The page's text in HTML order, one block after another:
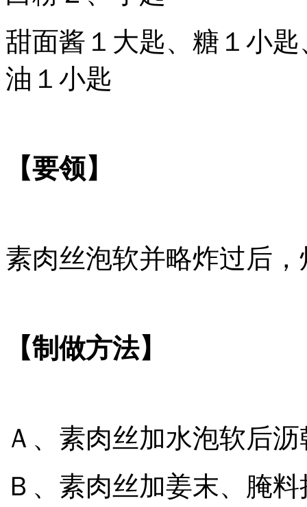
甜面酱１大匙、糖１小
油１小匙
【要领】
素肉丝泡软并略炸过后
【制做方法】
Ａ、素肉丝加水泡软后
Ｂ、素肉丝加姜末、腌